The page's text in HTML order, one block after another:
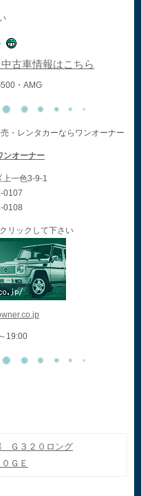
古車情報はこちら
・AMG
・レンタカーならワンオーナー
ンオーナー
上一色3-9-1
0107
0108
リックして下さい
19:00
Ｇ３２０ロング
ＧＥ